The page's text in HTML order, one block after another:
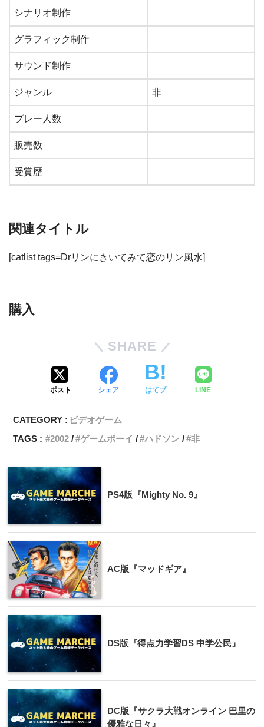
シナリオ制作
グラフィック制作
サウンド制作
ジャンル 非
プレー人数
販売数
受賞歴
関連タイトル
[catlist tags=Drリンにきいてみて恋のリン風水]
購入
SHARE
ポスト シェア はてブ LINE
CATEGORY : ビデオゲーム
TAGS :
2002 ゲームボーイ ハドソン 非
PS4版『Mighty No. 9』
AC版『マッドギア』
DS版『得点力学習DS 中学公民』
DC版『サクラ大戦オンライン 巴里の
優雅な日々』